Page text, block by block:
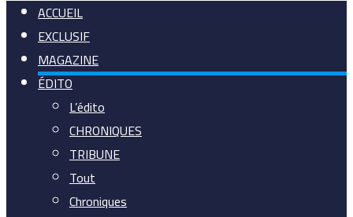
ACCUEIL
EXCLUSIF
MAGAZINE
ÉDITO
L’édito
CHRONIQUES
TRIBUNE
Tout
Chroniques